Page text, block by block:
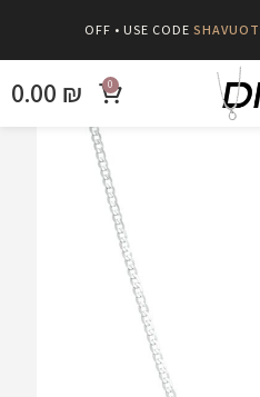
0
0.00 ₪